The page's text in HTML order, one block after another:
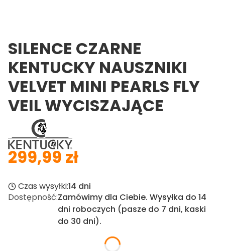
SILENCE CZARNE
KENTUCKY NAUSZNIKI
VELVET MINI PEARLS FLY
VEIL WYCISZAJĄCE
Cena
299,99 zł
Czas wysyłki:14 dni
Dostępność:Zamówimy dla Ciebie. Wysyłka do 14
dni roboczych (pasze do 7 dni, kaski
do 30 dni).